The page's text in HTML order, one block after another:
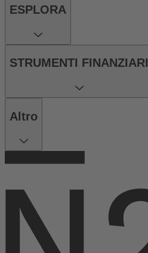
ESPLORA
STRUMENTI FINANZIARI
Altro